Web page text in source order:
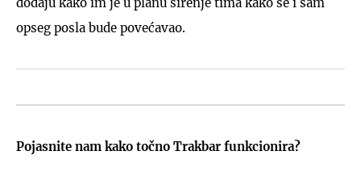
opseg posla bude povećavao.
Pojasnite nam kako točno Trakbar funkcionira?